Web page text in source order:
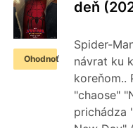
Ohodnoť
deň
Spider-
návrat ku
koreňom..
"chaose"
prichádza